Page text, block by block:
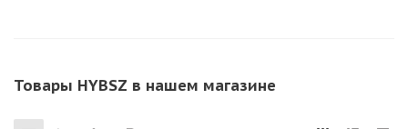
Товары HYBSZ в нашем магазине